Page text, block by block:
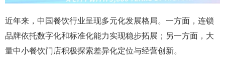
近年来，中国餐饮行业呈现多元化发展格局。一方面，连锁
品牌依托数字化和标准化能力实现稳步拓展；另一方面，大
量中小餐饮门店积极探索差异化定位与经营创新。